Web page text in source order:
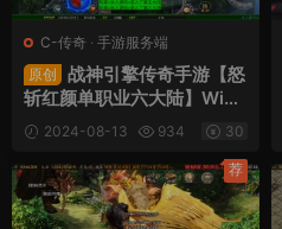
C-传奇 · 手游服务端
原创
战神引擎传奇手游【怒
斩红颜单职业六大陆】Win
一键服务端+安卓苹果双端+
GM授权后台+视频架设教程
2024-08-13 934 30
荐